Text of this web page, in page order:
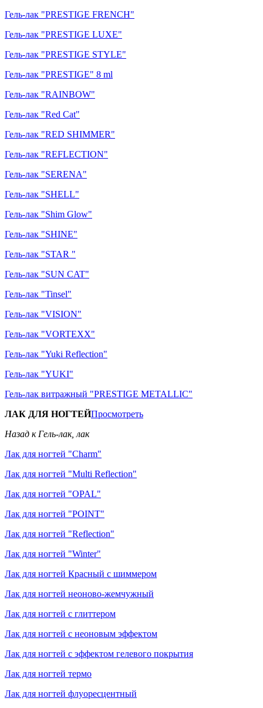
Гель-лак "PRESTIGE FRENCH"
Гель-лак "PRESTIGE LUXE"
Гель-лак "PRESTIGE STYLE"
Гель-лак "PRESTIGE" 8 ml
Гель-лак "RAINBOW"
Гель-лак "Red Cat"
Гель-лак "RED SHIMMER"
Гель-лак "REFLECTION"
Гель-лак "SERENA"
Гель-лак "SHELL"
Гель-лак "Shim Glow"
Гель-лак "SHINE"
Гель-лак "STAR "
Гель-лак "SUN CAT"
Гель-лак "Tinsel"
Гель-лак "VISION"
Гель-лак "VORTEXX"
Гель-лак "Yuki Reflection"
Гель-лак "YUKI"
Гель-лак витражный "PRESTIGE METALLIC"
ЛАК ДЛЯ НОГТЕЙПросмотреть
Назад к Гель-лак, лак
Лак для ногтей "Charm"
Лак для ногтей "Multi Reflection"
Лак для ногтей "OPAL"
Лак для ногтей "POINT"
Лак для ногтей "Reflection"
Лак для ногтей "Winter"
Лак для ногтей Красный с шиммером
Лак для ногтей неоново-жемчужный
Лак для ногтей с глиттером
Лак для ногтей с неоновым эффектом
Лак для ногтей с эффектом гелевого покрытия
Лак для ногтей термо
Лак для ногтей флуоресцентный